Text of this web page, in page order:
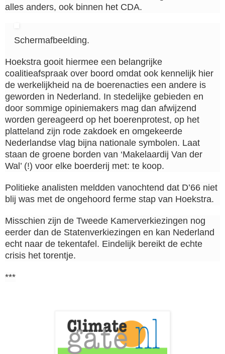
alles anders, ook binnen het CDA.
Schermafbeelding.
Hoekstra gooit hiermee een belangrijke
coalitieafspraak over boord omdat ook kennelijk hier
de werkelijkheid na de boerenacties een andere is
geworden in Nederland. In stedelijke gebieden en
door sommige opiniemakers mag dan afwijzend
worden gereageerd op het boerenprotest, op het
platteland zijn rode zakdoek en omgekeerde
Nederlandse vlag bijna nationale symbolen. Laat
staan de groene borden van ‘Makelaardij Van der
Wal’ (!) voor elke boerderij met: te koop.
Politieke analisten meldden vanochtend dat D’66 niet
blij was met de ongehoord ferme stap van Hoekstra.
Misschien zijn de Tweede Kamerverkiezingen nog
eerder dan de Statenverkiezingen en kan Nederland
echt naar de tekentafel. Eindelijk bereikt de echte
crisis het torentje.
***